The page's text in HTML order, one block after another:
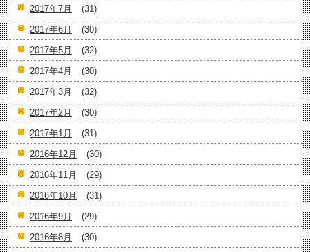
2017年7月
(31)
2017年6月
(30)
2017年5月
(32)
2017年4月
(30)
2017年3月
(32)
2017年2月
(30)
2017年1月
(31)
2016年12月
(30)
2016年11月
(29)
2016年10月
(31)
2016年9月
(29)
2016年8月
(30)